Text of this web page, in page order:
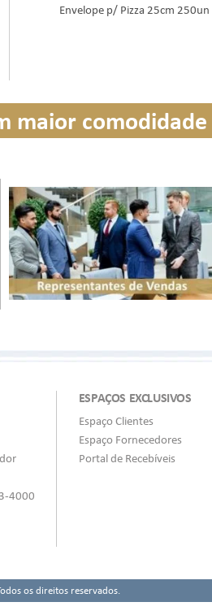
Envelope p/ Pizza 25cm 250un
maior comodidade
4000
ESPAÇOS EXCLUSIVOS
Espaço Clientes
Espaço Fornecedores
Portal de Recebíveis
os direitos reservados.